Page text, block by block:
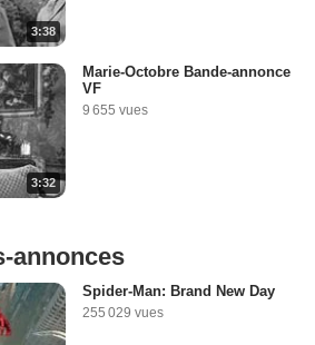
3:38
3:32
Marie-Octobre Bande-annonce
VF
9 655 vues
annonces
Spider-Man: Brand New Day
255 029 vues